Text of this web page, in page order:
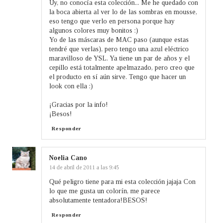
Uy, no conocía esta colección... Me he quedado con
la boca abierta al ver lo de las sombras en mousse,
eso tengo que verlo en persona porque hay
algunos colores muy bonitos :)
Yo de las máscaras de MAC paso (aunque estas
tendré que verlas), pero tengo una azul eléctrico
maravilloso de YSL. Ya tiene un par de años y el
cepillo está totalmente apelmazado, pero creo que
el producto en sí aún sirve. Tengo que hacer un
look con ella :)
¡Gracias por la info!
¡Besos!
Responder
Noelia Cano
14 de abril de 2011 a las 9:45
Qué peligro tiene para mi esta colección jajaja Con
lo que me gusta un colorín, me parece
absolutamente tentadora!BESOS!
Responder